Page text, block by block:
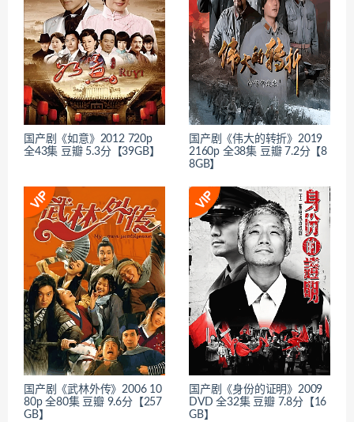
国产剧《如意》2012 720p
全43集 豆瓣 5.3分【39GB】
国产剧《伟大的转折》2019
2160p 全38集 豆瓣 7.2分【8
8GB】
国产剧《武林外传》2006 10
80p 全80集 豆瓣 9.6分【257
GB】
国产剧《身份的证明》2009
DVD 全32集 豆瓣 7.8分【16
GB】